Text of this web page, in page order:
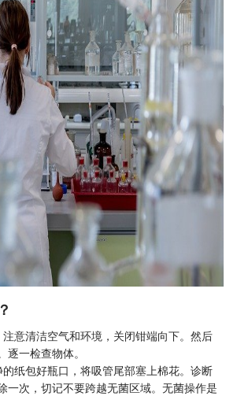
意清洁空气和环境，关闭钳端向下。然后
一检查物体。
纸包好瓶口，将吸管尾部塞上棉花。诊断
一次，切记不要跨越无菌区域。无菌操作是